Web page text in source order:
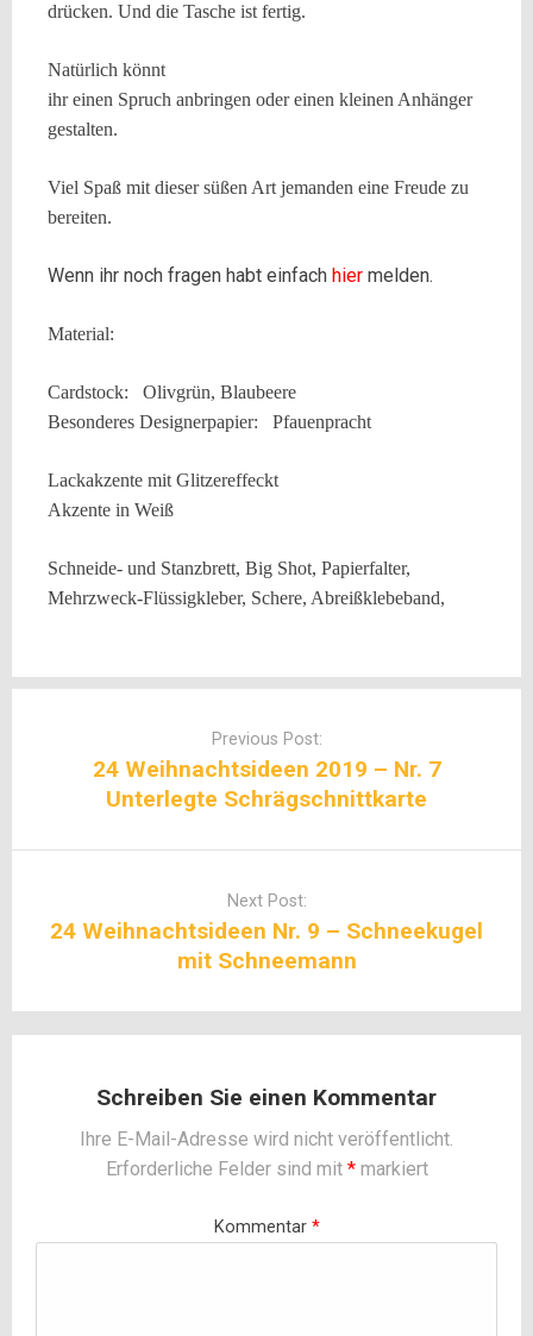
drücken. Und die Tasche ist fertig.
Natürlich könnt
ihr einen Spruch anbringen oder einen kleinen Anhänger
gestalten.
Viel Spaß mit dieser süßen Art jemanden eine Freude zu
bereiten.
Wenn ihr noch fragen habt einfach hier melden.
Material:
Cardstock: Olivgrün, Blaubeere
Besonderes Designerpapier: Pfauenpracht
Lackakzente mit Glitzereffeckt
Akzente in Weiß
Schneide- und Stanzbrett, Big Shot, Papierfalter,
Mehrzweck-Flüssigkleber, Schere, Abreißklebeband,
Previous Post:
24 Weihnachtsideen 2019 – Nr. 7
Unterlegte Schrägschnittkarte
Next Post:
24 Weihnachtsideen Nr. 9 – Schneekugel
mit Schneemann
Schreiben Sie einen Kommentar
Ihre E-Mail-Adresse wird nicht veröffentlicht.
Erforderliche Felder sind mit *markiert
Kommentar *